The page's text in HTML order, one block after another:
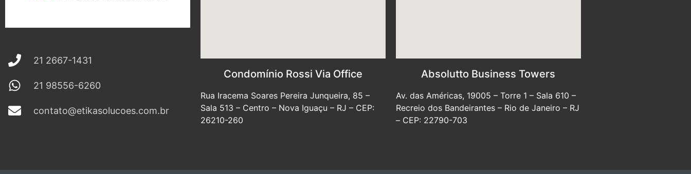
21 2667-1431
21 98556-6260
contato@etikasolucoes.com.br
Condomínio Rossi Via Office
Rua Iracema Soares Pereira Junqueira, 85 –
Sala 513 – Centro – Nova Iguaçu – RJ – CEP:
26210-260
Absolutto Business Towers
Av. das Américas, 19005 – Torre 1 – Sala 610 –
Recreio dos Bandeirantes – Rio de Janeiro – RJ
– CEP: 22790-703